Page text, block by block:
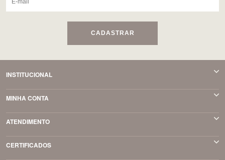
CADASTRAR
INSTITUCIONAL
MINHA CONTA
ATENDIMENTO
CERTIFICADOS